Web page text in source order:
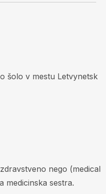
šolo v mestu Letvynetsk
nego (medical
medicinska sestra.